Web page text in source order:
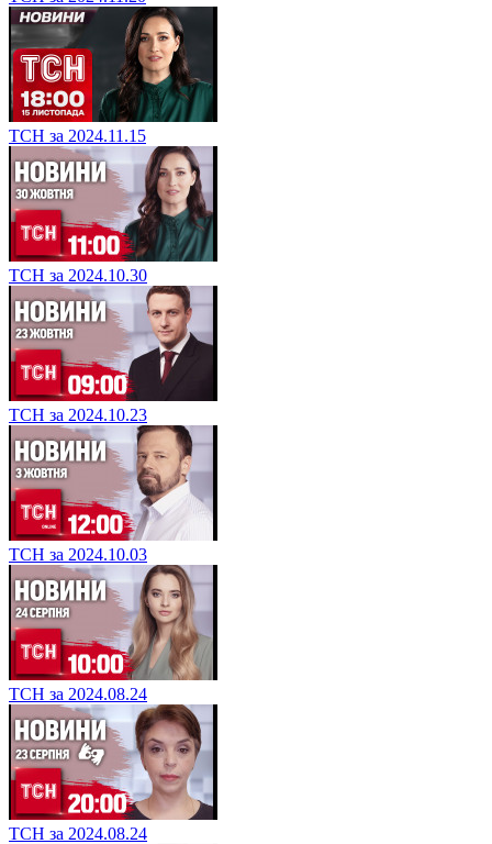
ТСН за 2024.11.15
ТСН за 2024.10.30
ТСН за 2024.10.23
ТСН за 2024.10.03
ТСН за 2024.08.24
ТСН за 2024.08.24